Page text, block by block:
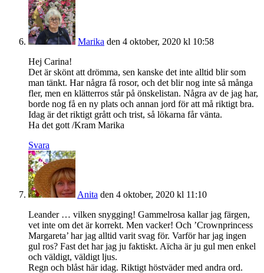
Marika den 4 oktober, 2020 kl 10:58
Hej Carina!
Det är skönt att drömma, sen kanske det inte alltid blir som
man tänkt. Har några få rosor, och det blir nog inte så många
fler, men en klätterros står på önskelistan. Några av de jag har,
borde nog få en ny plats och annan jord för att må riktigt bra.
Idag är det riktigt grått och trist, så lökarna får vänta.
Ha det gott /Kram Marika
Svara
Anita den 4 oktober, 2020 kl 11:10
Leander … vilken snygging! Gammelrosa kallar jag färgen,
vet inte om det är korrekt. Men vacker! Och ’Crownprincess
Margareta’ har jag alltid varit svag för. Varför har jag ingen
gul ros? Fast det har jag ju faktiskt. Aïcha är ju gul men enkel
och väldigt, väldigt ljus.
Regn och blåst här idag. Riktigt höstväder med andra ord.